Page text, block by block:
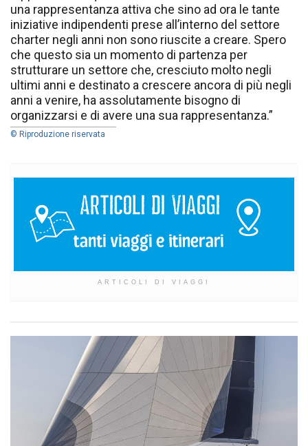
una rappresentanza attiva che sino ad ora le tante
iniziative indipendenti prese all’interno del settore
charter negli anni non sono riuscite a creare. Spero
che questo sia un momento di partenza per
strutturare un settore che, cresciuto molto negli
ultimi anni e destinato a crescere ancora di più negli
anni a venire, ha assolutamente bisogno di
organizzarsi e di avere una sua rappresentanza.”
© Riproduzione riservata
ARTICOLI DI VIAGGI